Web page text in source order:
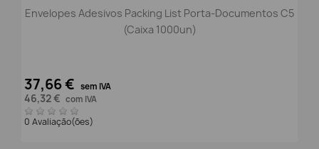
Envelopes Adesivos Packing List Porta-Documentos C5
(Caixa 1000un)
37,66 € sem IVA
46,32 € com IVA
0 Avaliação(ões)